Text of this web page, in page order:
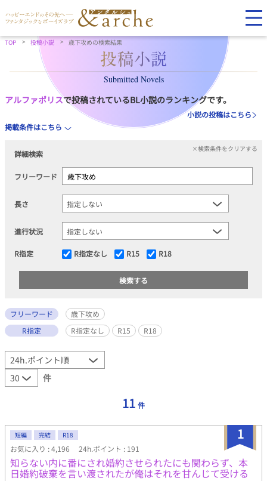
TOP 投稿小説 歳下攻めの検索結果
Submitted Novels
アルファポリスで投稿されているBL小説のランキングです。
小説の投稿はこちら
掲載条件はこちら
詳細検索
×検索条件をクリアする
フリーワード
長さ
進行状況
R指定 R指定なし R15 R18
フリーワード
歳下攻め
R指定
R指定なし R15 R18
件
11 件
1
短編 完結 R18
お気に入り : 4,196 24h.ポイント : 191
知らない内に番にされ婚約させられたにも関わらず、本
日婚約破棄を言い渡されたが俺はそれを甘んじて受ける